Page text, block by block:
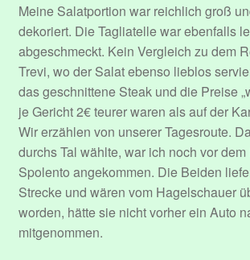
Meine Salatportion war reichlich groß
dekoriert. Die Tagliatelle war ebenfalls
abgeschmeckt. Kein Vergleich zu dem
Trevi, wo der Salat ebenso lieblos
das geschnittene Steak und die Preise
je Gericht 2€ teurer waren als auf der
Wir erzählen von unserer Tagesroute.
durchs Tal wählte, war ich noch vor
Spolento angekommen. Die Beiden
Strecke und wären vom Hagelschauer
worden, hätte sie nicht vorher ein Auto
mitgenommen.